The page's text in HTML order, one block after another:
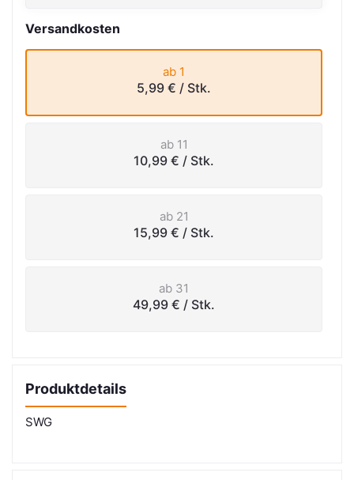
Versandkosten
ab 1
5,99 € / Stk.
ab 11
10,99 € / Stk.
ab 21
15,99 € / Stk.
ab 31
49,99 € / Stk.
Produktdetails
SWG